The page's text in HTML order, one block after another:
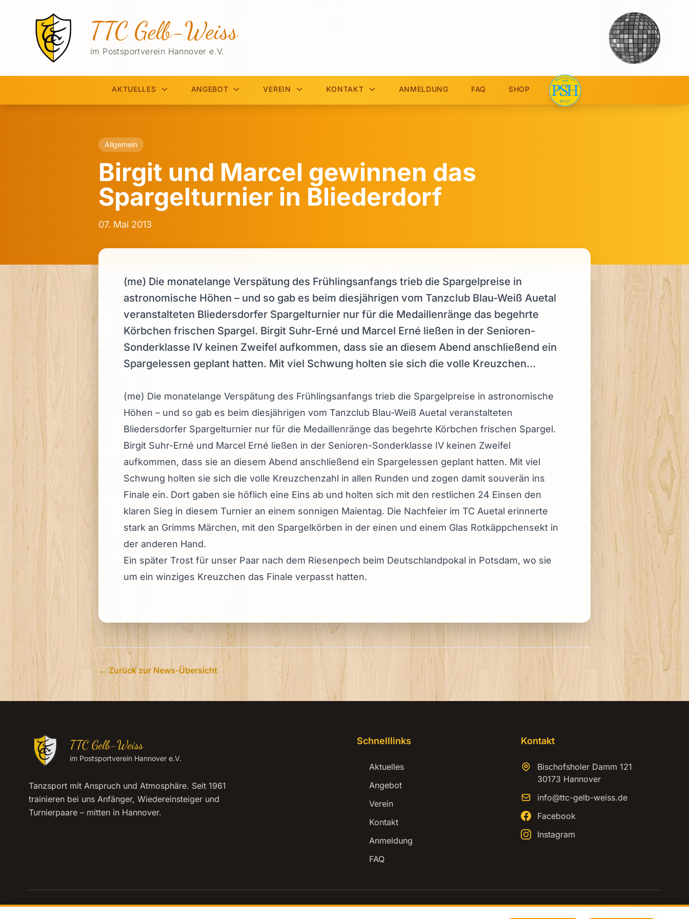
TTC Gelb-Weiss
im Postsportverein Hannover e.V.
AKTUELLES ANGEBOT VEREIN KONTAKT ANMELDUNG FAQ SHOP
Allgemein
Birgit und Marcel gewinnen das
Spargelturnier in Bliederdorf
07. Mai 2013
(me) Die monatelange Verspätung des Frühlingsanfangs trieb die Spargelpreise in
astronomische Höhen – und so gab es beim diesjährigen vom Tanzclub Blau-Weiß Auetal
veranstalteten Bliedersdorfer Spargelturnier nur für die Medaillenränge das begehrte
Körbchen frischen Spargel. Birgit Suhr-Erné und Marcel Erné ließen in der Senioren-
Sonderklasse IV keinen Zweifel aufkommen, dass sie an diesem Abend anschließend ein
Spargelessen geplant hatten. Mit viel Schwung holten sie sich die volle Kreuzchen...
(me) Die monatelange Verspätung des Frühlingsanfangs trieb die Spargelpreise in astronomische
Höhen – und so gab es beim diesjährigen vom Tanzclub Blau-Weiß Auetal veranstalteten
Bliedersdorfer Spargelturnier nur für die Medaillenränge das begehrte Körbchen frischen Spargel.
Birgit Suhr-Erné und Marcel Erné ließen in der Senioren-Sonderklasse IV keinen Zweifel
aufkommen, dass sie an diesem Abend anschließend ein Spargelessen geplant hatten. Mit viel
Schwung holten sie sich die volle Kreuzchenzahl in allen Runden und zogen damit souverän ins
Finale ein. Dort gaben sie höflich eine Eins ab und holten sich mit den restlichen 24 Einsen den
klaren Sieg in diesem Turnier an einem sonnigen Maientag. Die Nachfeier im TC Auetal erinnerte
stark an Grimms Märchen, mit den Spargelkörben in der einen und einem Glas Rotkäppchensekt in
der anderen Hand.
Ein später Trost für unser Paar nach dem Riesenpech beim Deutschlandpokal in Potsdam, wo sie
um ein winziges Kreuzchen das Finale verpasst hatten.
← Zurück zur News-Übersicht
TTC Gelb-Weiss
im Postsportverein Hannover e.V.
Tanzsport mit Anspruch und Atmosphäre. Seit 1961
trainieren bei uns Anfänger, Wiedereinsteiger und
Turnierpaare – mitten in Hannover.
Schnelllinks
Aktuelles
Angebot
Verein
Kontakt
Anmeldung
FAQ
Kontakt
Bischofsholer Damm 121
30173 Hannover
info@ttc-gelb-weiss.de
Facebook
Instagram